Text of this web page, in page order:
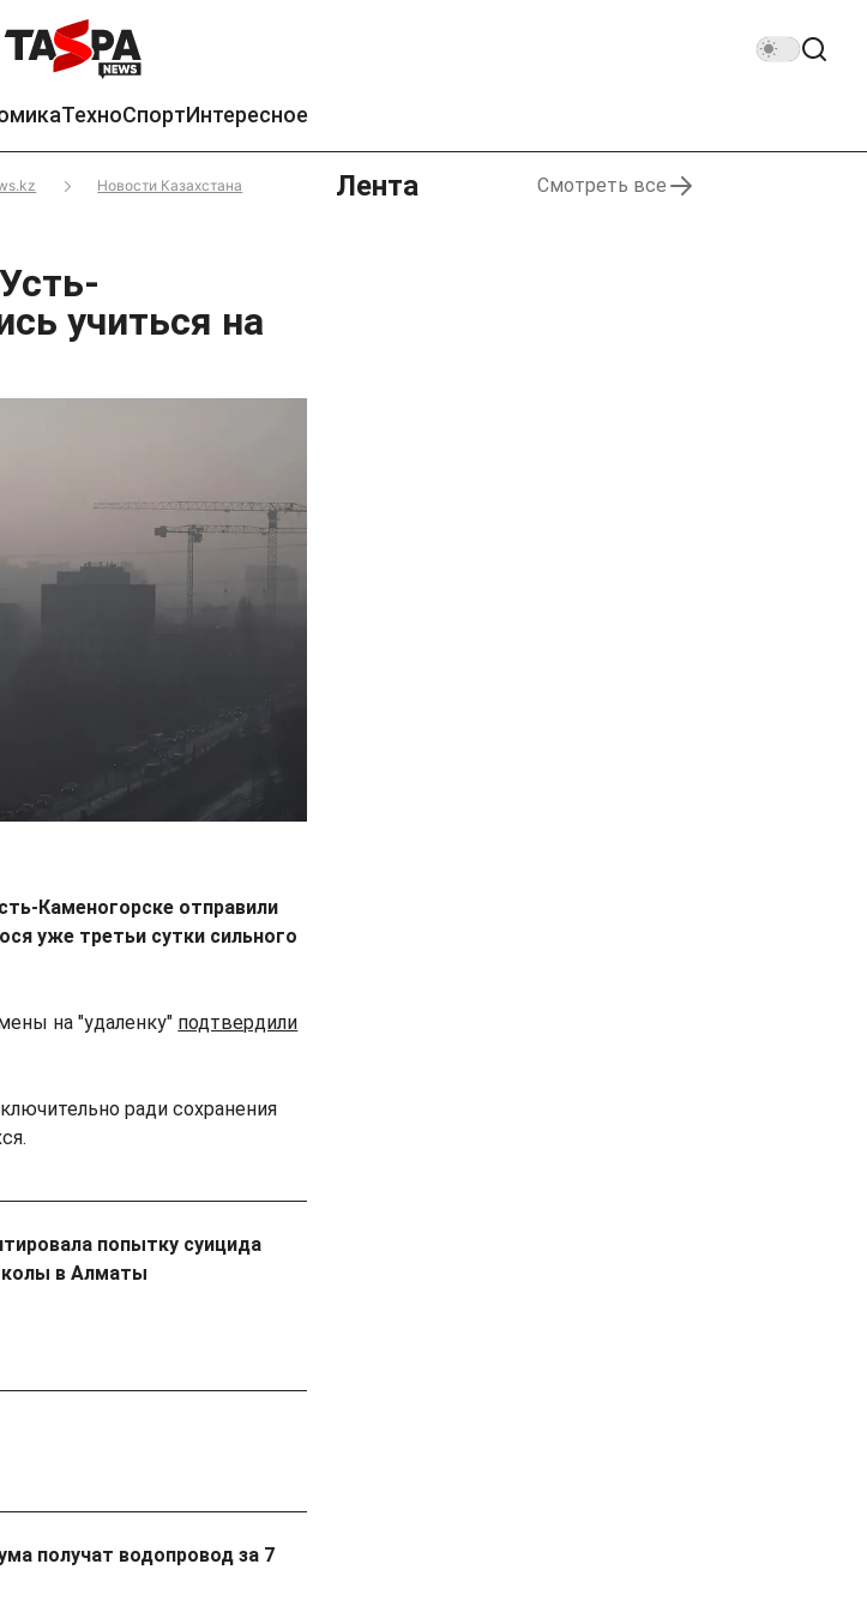
ТехноСпортИнтересное
Новости Казахстана
учиться на
Каменогорске отправили
уже третьи сутки сильного
на "удаленку" подтвердили
ради сохранения
попытку суицида
в Алматы
получат водопровод за 7
Лента Смотреть все